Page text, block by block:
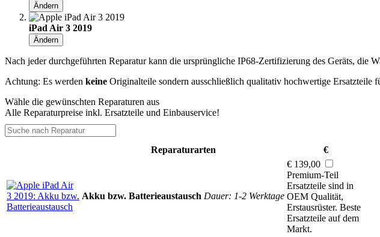
Ändern
iPad Air 3 2019
Ändern
Nach jeder durchgeführten Reparatur kann die ursprüngliche IP68-Zertifizierung des Geräts, die
Achtung: Es werden keine Originalteile sondern ausschließlich qualitativ hochwertige Ersatzteile
Wähle die gewünschten Reparaturen aus
Alle Reparaturpreise inkl. Ersatzteile und Einbauservice!
Reparaturarten €
Akku bzw. Batterieaustausch Dauer: 1-2 Werktage
€ 139,00
Premium-Teil
Ersatzteile sind in
OEM Qualität,
Erstausrüster. Beste
Ersatzteile auf dem
Markt.